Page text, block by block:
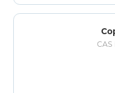
CAS